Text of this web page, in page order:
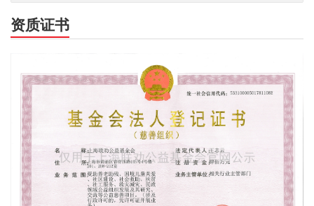
资质证书